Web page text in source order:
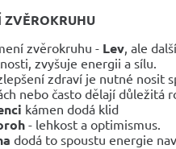
zvěrokruhu - Lev , ale
zvyšuje energii a sílu.
zdraví je nutné nosit
nebo často dělají důležitá
kámen dodá klid
- lehkost a optimismus.
dodá to spoustu energie